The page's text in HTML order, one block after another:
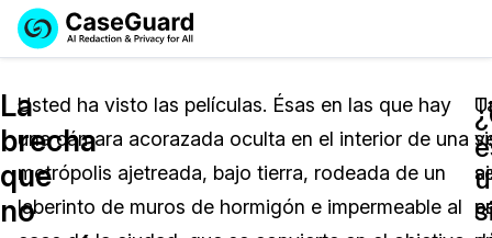
Licencia de CaseGuard Studio
Precios de Redacción a Pedido
Soluciones
Redacción de vídeos
Industrias
Demo
English
Español
La
brecha
que
no
Usted ha visto las películas. Ésas en las que hay
una cámara acorazada oculta en el interior de una
metrópolis ajetreada, bajo tierra, rodeada de un
laberinto de muros de hormigón e impermeable al